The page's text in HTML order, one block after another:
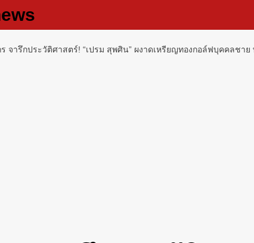
จารึกประวัติศาสตร์! “เปรม สุพศิน” ผงาดเหรียญทองกอล์ฟบุคคลช